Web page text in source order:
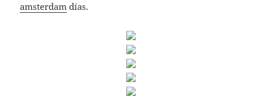
amsterdam días.